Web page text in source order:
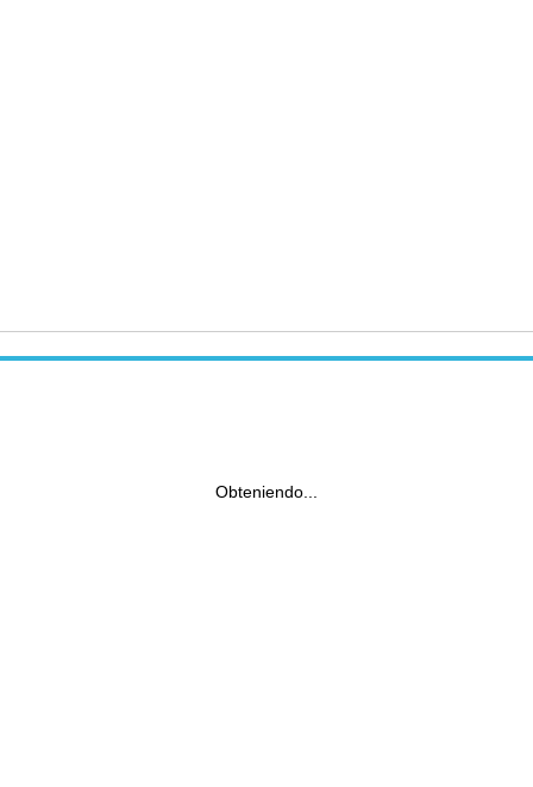
Obteniendo...